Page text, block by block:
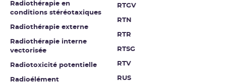
Radiothérapie en
conditions stéréotaxiques
Radiothérapie externe
Radiothérapie interne
vectorisée
Radiotoxicité potentielle
Radioélément
RTGV
RTN
RTR
RTSG
RTV
RUS